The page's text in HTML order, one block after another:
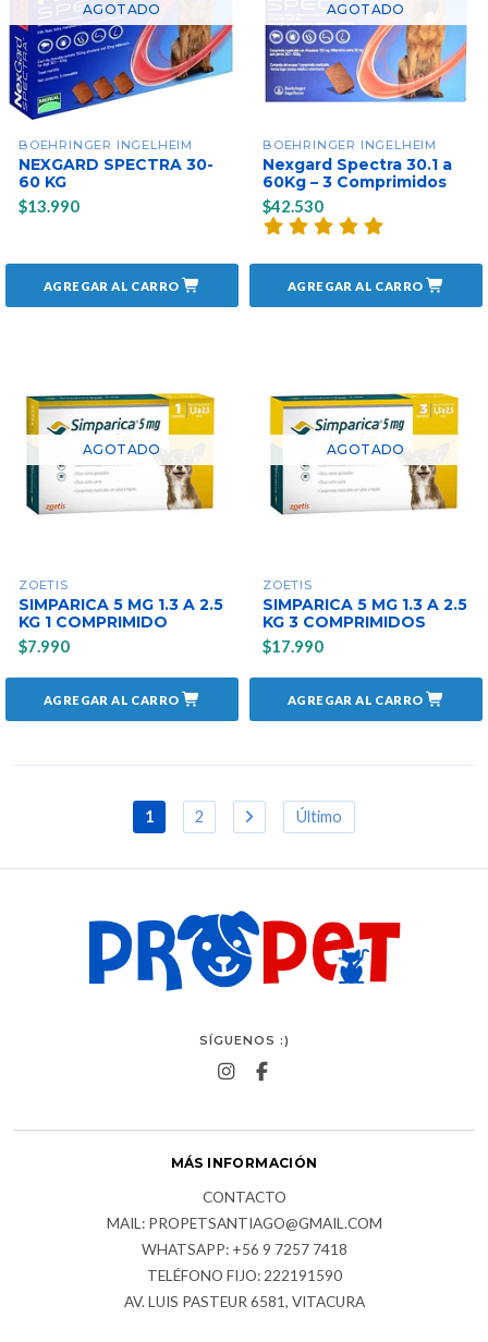
AGOTADO
BOEHRINGER INGELHEIM
NEXGARD SPECTRA 30-
60 KG
$13.990
AGREGAR AL CARRO
AGOTADO
BOEHRINGER INGELHEIM
Nexgard Spectra 30.1 a
60Kg – 3 Comprimidos
$42.530
AGREGAR AL CARRO
AGOTADO
ZOETIS
SIMPARICA 5 MG 1.3 A 2.5
KG 1 COMPRIMIDO
$7.990
AGREGAR AL CARRO
AGOTADO
ZOETIS
SIMPARICA 5 MG 1.3 A 2.5
KG 3 COMPRIMIDOS
$17.990
AGREGAR AL CARRO
1 2 Último
SÍGUENOS :)
MÁS INFORMACIÓN
CONTACTO
MAIL: PROPETSANTIAGO@GMAIL.COM
WHATSAPP: +56 9 7257 7418
TELÉFONO FIJO: 222191590
AV. LUIS PASTEUR 6581, VITACURA